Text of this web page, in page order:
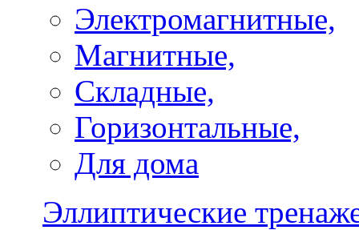
Электромагнитные,
Магнитные,
Складные,
Горизонтальные,
Для дома
Эллиптические